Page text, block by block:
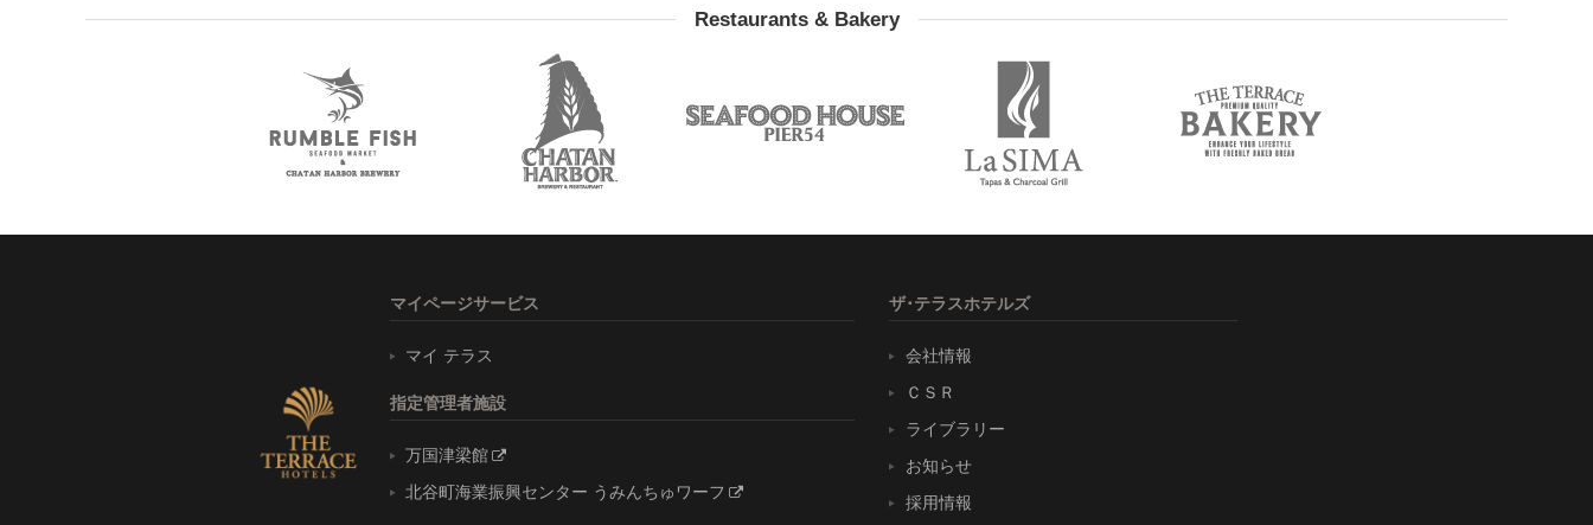
Restaurants & Bakery
マイページサービス
マイ テラス
指定管理者施設
万国津梁館
北谷町海業振興センター うみんちゅワーフ
ザ･テラスホテルズ
会社情報
ＣＳＲ
ライブラリー
お知らせ
採用情報